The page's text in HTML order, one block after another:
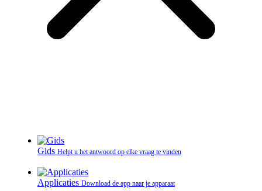
Gids Helpt u het antwoord op elke vraag te vinden
Applicaties Download de app naar je apparaat